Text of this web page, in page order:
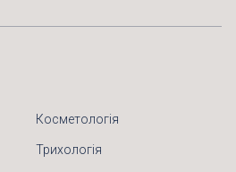
Косметологія
Трихологія